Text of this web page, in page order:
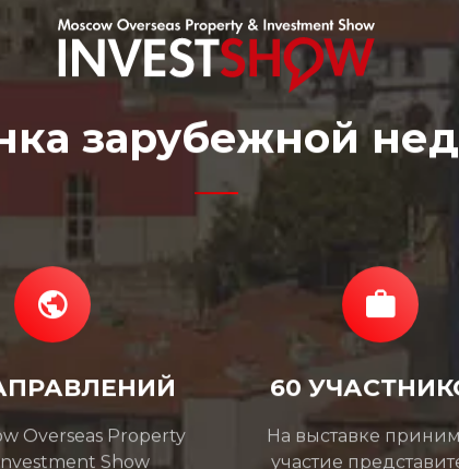
зарубежной
Overseas Property
Show
60
На выставке
участие